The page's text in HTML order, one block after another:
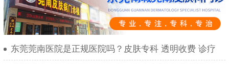
东莞莞南医院是正规医院吗？皮肤专科 透明收费 诊疗